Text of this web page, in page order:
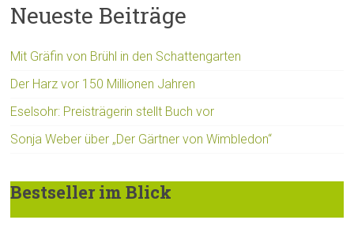
Neueste Beiträge
Mit Gräfin von Brühl in den Schattengarten
Der Harz vor 150 Millionen Jahren
Eselsohr: Preisträgerin stellt Buch vor
Sonja Weber über „Der Gärtner von Wimbledon“
Bestseller im Blick